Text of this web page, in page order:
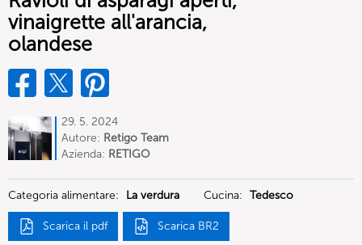
vinaigrette all'arancia,
olandese
29. 5. 2024
Autore: Retigo Team
Deutschland
Azienda: RETIGO
Categoria alimentare:
La verdura Cucina: Tedesco
Scarica il pdf Scarica BR2